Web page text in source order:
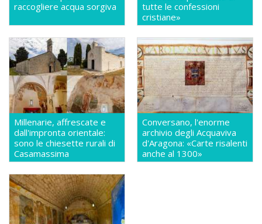
raccogliere acqua sorgiva
tutte le confessioni
cristiane»
Millenarie, affrescate e
dall'impronta orientale:
sono le chiesette rurali di
Casamassima
Conversano, l'enorme
archivio degli Acquaviva
d'Aragona: «Carte risalenti
anche al 1300»